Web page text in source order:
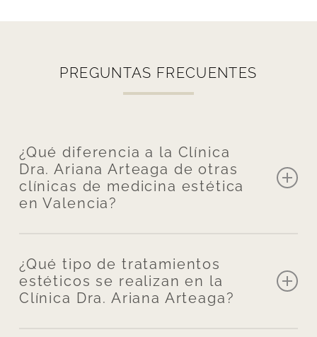
PREGUNTAS FRECUENTES
¿Qué diferencia a la Clínica
Dra. Ariana Arteaga de otras
clínicas de medicina estética
en Valencia?
diferencia de otras clínicas de
medicina estética en Valencia
porque cuidamos cada detalle con
¿Qué tipo de tratamientos
estéticos se realizan en la
Clínica Dra. Ariana Arteaga?